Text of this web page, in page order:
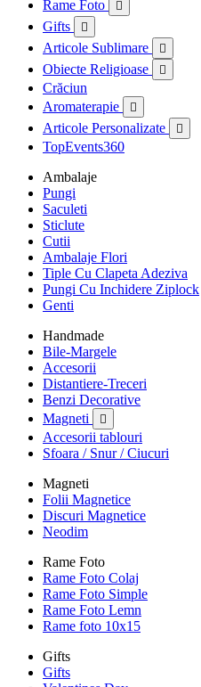
Rame Foto 
Gifts 
Articole Sublimare 
Obiecte Religioase 
Crăciun
Aromaterapie

Articole Personalizate 
TopEvents360
Ambalaje
Pungi
Saculeti
Sticlute
Cutii
Ambalaje Flori
Tiple Cu Clapeta Adeziva
Pungi Cu Inchidere Ziplock
Genti
Handmade
Bile-Margele
Accesorii
Distantiere-Treceri
Benzi Decorative
Magneti

Accesorii tablouri
Sfoara / Snur / Ciucuri
Magneti
Folii Magnetice
Discuri Magnetice
Neodim
Rame Foto
Rame Foto Colaj
Rame Foto Simple
Rame Foto Lemn
Rame foto 10x15
Gifts
Gifts